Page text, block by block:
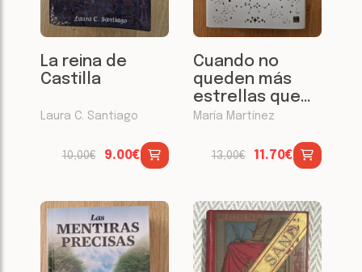
La reina de
Castilla
Laura C. Santiago
10,00€ 9.00€
Cuando no
queden más
estrellas que
contar. Edición
María Martínez
13,00€ 11.70€